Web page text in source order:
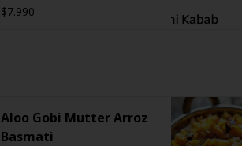
$7.990
Aloo Gobi Mutter Arroz
Basmati